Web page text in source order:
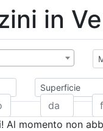
in
Superficie
Al momento non